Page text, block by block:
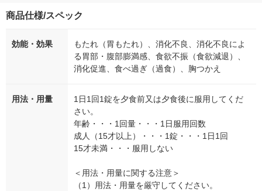
商品仕様/スペック
効能・効果
もたれ（胃もたれ）、消化不良、消化不良によ
る胃部・腹部膨満感、食欲不振（食欲減退）、
消化促進、食べ過ぎ（過食）、胸つかえ
用法・用量
1日1回1錠を夕食前又は夕食後に服用してくだ
さい。
年齢・・・1回量・・・1日服用回数
成人（15才以上）・・・1錠・・・1日1回
15才未満・・・服用しない
＜用法・用量に関する注意＞
（1）用法・用量を厳守してください。